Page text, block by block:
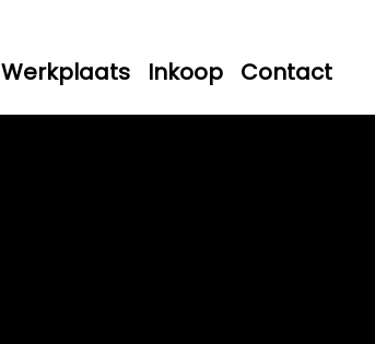
Werkplaats Inkoop Contact